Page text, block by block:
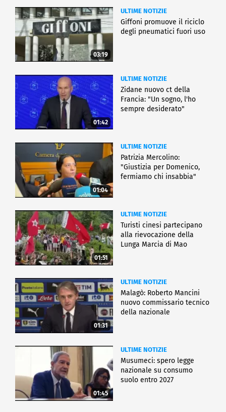
03:19
ULTIME NOTIZIE
Giffoni promuove il riciclo
degli pneumatici fuori uso
01:42
ULTIME NOTIZIE
Zidane nuovo ct della
Francia: "Un sogno, l'ho
sempre desiderato"
01:04
ULTIME NOTIZIE
Patrizia Mercolino:
"Giustizia per Domenico,
fermiamo chi insabbia"
01:51
ULTIME NOTIZIE
Turisti cinesi partecipano
alla rievocazione della
Lunga Marcia di Mao
01:31
ULTIME NOTIZIE
Malagò: Roberto Mancini
nuovo commissario tecnico
della nazionale
01:45
ULTIME NOTIZIE
Musumeci: spero legge
nazionale su consumo
suolo entro 2027